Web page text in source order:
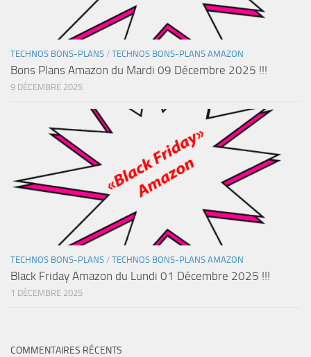
TECHNOS BONS-PLANS / TECHNOS BONS-PLANS AMAZON
Bons Plans Amazon du Mardi 09 Décembre 2025 !!!
9 DÉCEMBRE 2025
TECHNOS BONS-PLANS / TECHNOS BONS-PLANS AMAZON
Black Friday Amazon du Lundi 01 Décembre 2025 !!!
1 DÉCEMBRE 2025
COMMENTAIRES RÉCENTS